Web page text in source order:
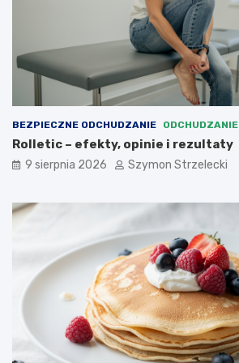
a
p
d
ę
d
a
ł
BEZPIECZNE ODCHUDZANIE ODCHUDZANIE
Rolletic – efekty, opinie i rezultaty
9 sierpnia 2026 Szymon Strzelecki